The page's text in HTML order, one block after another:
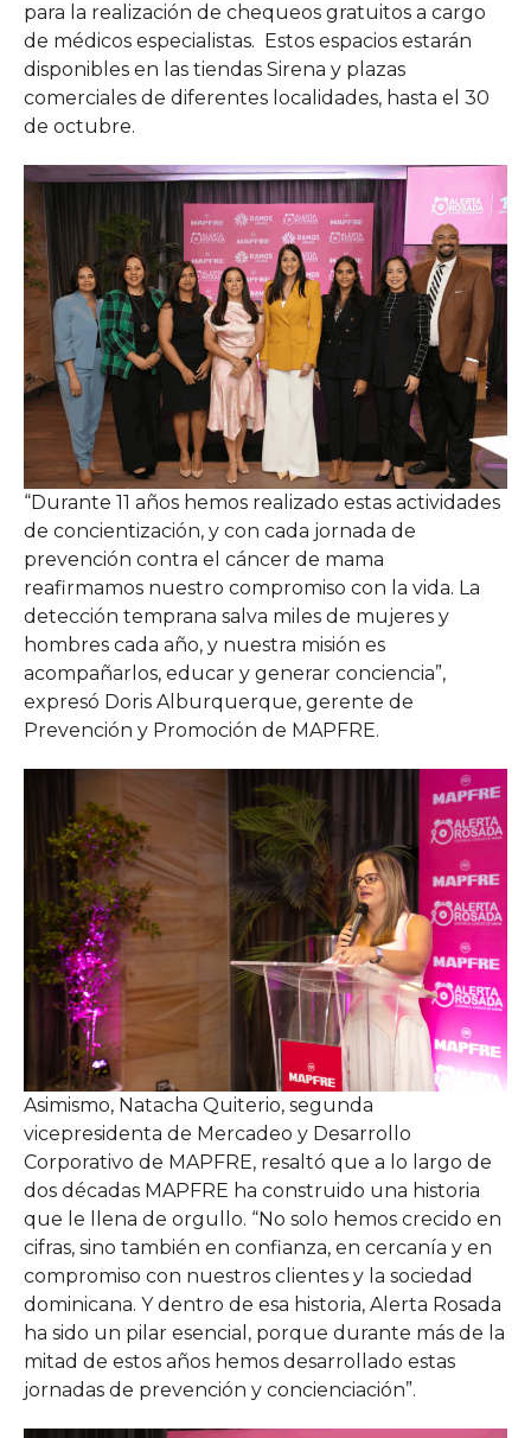
para la realización de chequeos gratuitos a cargo
de médicos especialistas. Estos espacios estarán
disponibles en las tiendas Sirena y plazas
comerciales de diferentes localidades, hasta el 30
de octubre.
“Durante 11 años hemos realizado estas actividades
de concientización, y con cada jornada de
prevención contra el cáncer de mama
reafirmamos nuestro compromiso con la vida. La
detección temprana salva miles de mujeres y
hombres cada año, y nuestra misión es
acompañarlos, educar y generar conciencia”,
expresó Doris Alburquerque, gerente de
Prevención y Promoción de MAPFRE.
Asimismo, Natacha Quiterio, segunda
vicepresidenta de Mercadeo y Desarrollo
Corporativo de MAPFRE, resaltó que a lo largo de
dos décadas MAPFRE ha construido una historia
que le llena de orgullo. “No solo hemos crecido en
cifras, sino también en confianza, en cercanía y en
compromiso con nuestros clientes y la sociedad
dominicana. Y dentro de esa historia, Alerta Rosada
ha sido un pilar esencial, porque durante más de la
mitad de estos años hemos desarrollado estas
jornadas de prevención y concienciación”.